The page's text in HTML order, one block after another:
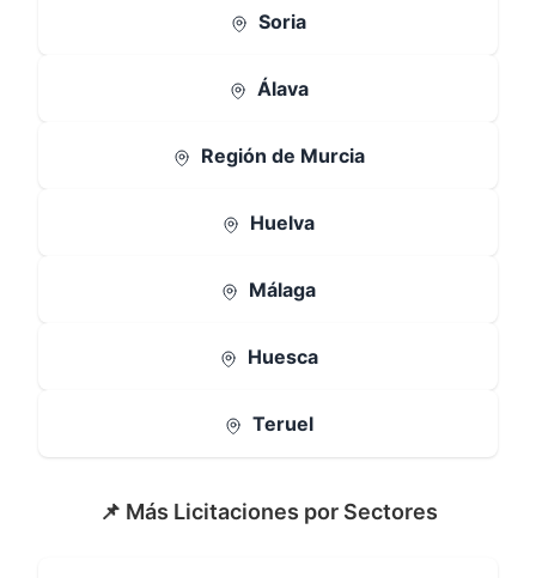
Soria
Álava
Región de Murcia
Huelva
Málaga
Huesca
Teruel
📌 Más Licitaciones por Sectores